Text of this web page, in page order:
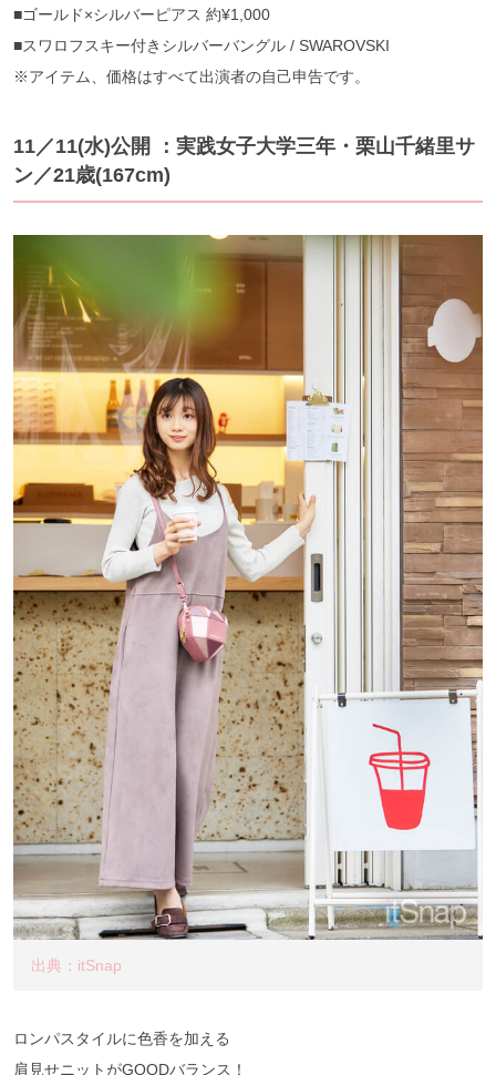
■ゴールド×シルバーピアス 約¥1,000
■スワロフスキー付きシルバーバングル / SWAROVSKI
※アイテム、価格はすべて出演者の自己申告です。
11／11(水)公開 ：実践女子大学三年・栗山千緒里サ
ン／21歳(167cm)
出典：itSnap
ロンパスタイルに色香を加える
肩見せニットがGOODバランス！